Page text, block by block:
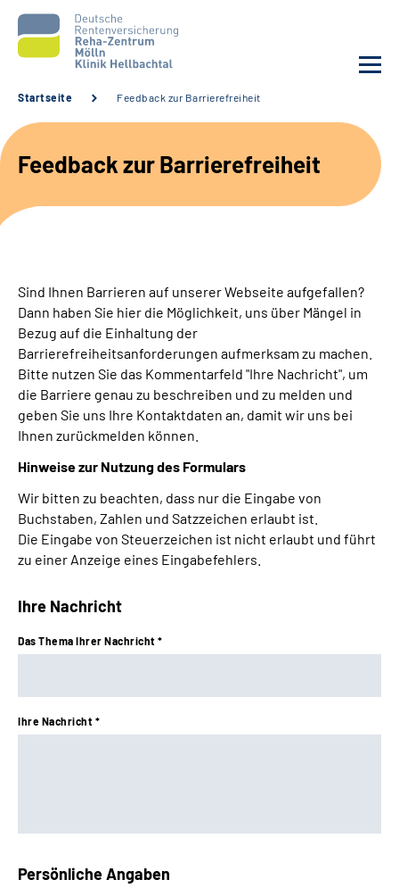
Unsere Klinik
Unsere Angebote
Sozialdienste & Zuweisende
Suche
Leichte Sprache
Gebärdensprache
Startseite Feedback zur Barrierefreiheit
Feedback zur Barrierefreiheit
Sind Ihnen Barrieren auf unserer Webseite aufgefallen?
Dann haben Sie hier die Möglichkeit, uns über Mängel in
Bezug auf die Einhaltung der
Barrierefreiheitsanforderungen aufmerksam zu machen.
Bitte nutzen Sie das Kommentarfeld "Ihre Nachricht", um
die Barriere genau zu beschreiben und zu melden und
geben Sie uns Ihre Kontaktdaten an, damit wir uns bei
Ihnen zurückmelden können.
Hinweise zur Nutzung des Formulars
Wir bitten zu beachten, dass nur die Eingabe von
Buchstaben, Zahlen und Satzzeichen erlaubt ist.
Die Eingabe von Steuerzeichen ist nicht erlaubt und führt
zu einer Anzeige eines Eingabefehlers.
Ihre Nachricht
Das Thema Ihrer Nachricht *
Ihre Nachricht *
Persönliche Angaben